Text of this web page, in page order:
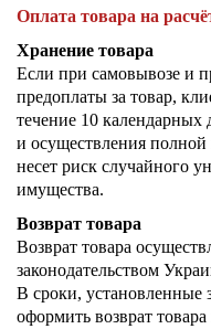
Оплата товара на
Хранение товара
Если при самовывозе и
предоплаты за товар,
течение 10 календарных
и осуществления
несет риск случайного
имущества.
Возврат товара
Возврат товара
законодательством
В сроки, установленные
оформить возврат